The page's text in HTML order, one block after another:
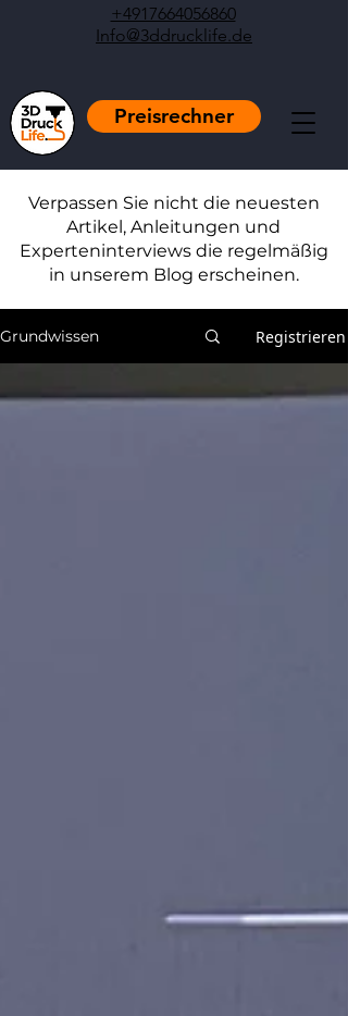
+4917664056860
Info@3ddrucklife.de
Preisrechner
Verpassen Sie nicht die neuesten
Artikel, Anleitungen und
Experteninterviews die regelmäßig
in unserem Blog erscheinen.
Grundwissen Registrieren